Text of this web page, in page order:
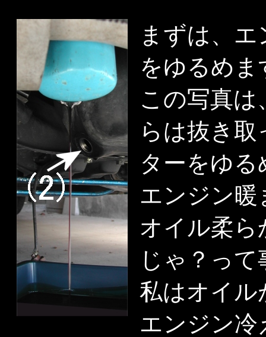
まずは、
をゆるめま
この写真
らは抜き
ターをゆ
エンジン
オイル柔
じゃ？っ
私はオイル
エンジン